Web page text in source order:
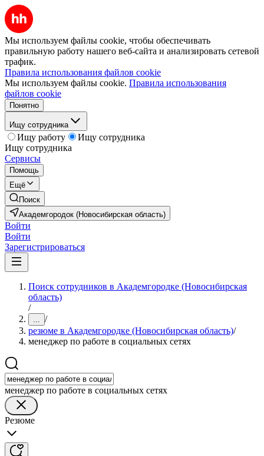
Мы используем файлы cookie, чтобы обеспечивать
правильную работу нашего веб-сайта и анализировать сетевой
трафик.
Правила использования файлов cookie
Мы используем файлы cookie. Правила использования
файлов cookie
Понятно
Ищу сотрудника
Ищу работу
Ищу сотрудника
Ищу сотрудника
Сервисы
Помощь
Ещё
Поиск
Академгородок (Новосибирская область)
Войти
Войти
Зарегистрироваться
Поиск сотрудников в Академгородке (Новосибирская
область)
/
... /
резюме в Академгородке (Новосибирская область)/
менеджер по работе в социальных сетях
менеджер по работе в социальных сетях
Резюме